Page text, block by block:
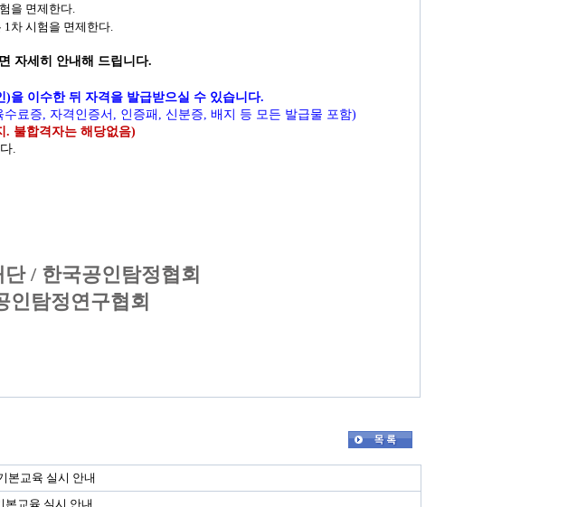
을 면제한다.
차 시험을 면제한다.
자세히 안내해 드립니다.
)을 이수한 뒤 자격을 발급받으실 수 있습니다.
료증, 자격인증서, 인증패, 신분증, 배지 등 모든 발급물 포함)
. 불합격자는 해당없음)
.
/ 한국공인탐정협회
인탐정연구협회
본교육 실시 안내
본교육 실시 안내